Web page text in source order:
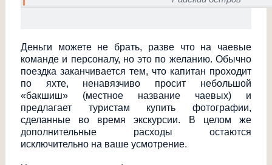
Деньги можете не брать, разве что на чаевые
команде и персоналу, но это по желанию. Обычно
поездка заканчивается тем, что капитан проходит
по яхте, ненавязчиво просит небольшой
«бакшиш» (местное название чаевых) и
предлагает туристам купить фотографии,
сделанные во время экскурсии. В целом же
дополнительные расходы остаются
исключительно на ваше усмотрение.